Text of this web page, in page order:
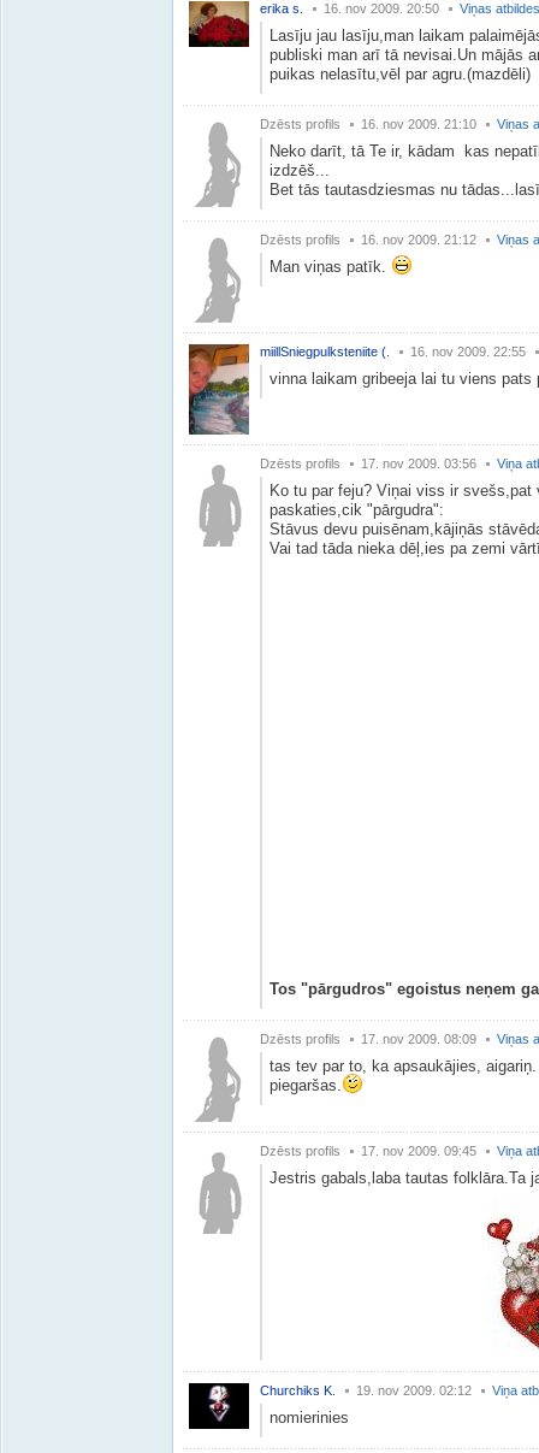
erika s. 16. nov 2009. 20:50 Viņas atbildes
Lasīju jau lasīju,man laikam
publiski man arī tā nevisai.Un mājās
puikas nelasītu,vēl par agru.(mazdēli)
Dzēsts profils 16. nov 2009. 21:10 Viņas
Neko darīt, tā Te ir, kādam kas
izdzēš...
Bet tās tautasdziesmas nu
Dzēsts profils 16. nov 2009. 21:12 Viņas
Man viņas patīk.
miillSniegpulksteniite (. 16. nov 2009. 22:55
vinna laikam gribeeja lai tu viens pats
Dzēsts profils 17. nov 2009. 03:56 Viņa
Ko tu par feju? Viņai viss ir svešs,pat
paskaties,cik "pārgudra":
Stāvus devu puisēnam,kājiņās
Vai tad tāda nieka dēļ,ies pa zemi
Tos "pārgudros" egoistus neņem
Dzēsts profils 17. nov 2009. 08:09 Viņas
tas tev par to, ka apsaukājies,
piegaršas.
Dzēsts profils 17. nov 2009. 09:45 Viņa
Jestris gabals,laba tautas folklāra.Ta
Churchiks K. 19. nov 2009. 02:12 Viņa
nomierinies